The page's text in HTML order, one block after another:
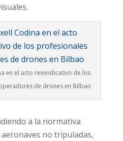
en el acto reivindicativo de los
de drones en Bilbao
a la normativa
no tripuladas,